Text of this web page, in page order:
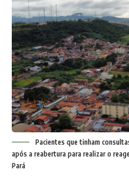
Pacientes que tinham
após a reabertura para realizar o
Pará